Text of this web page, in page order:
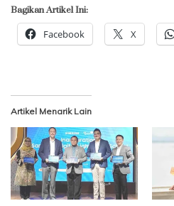
Bagikan Artikel Ini:
Facebook X
Artikel Menarik Lain